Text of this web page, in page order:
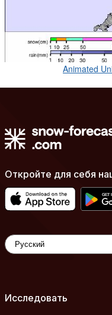
Animated
Откройте для себя
Исследовать